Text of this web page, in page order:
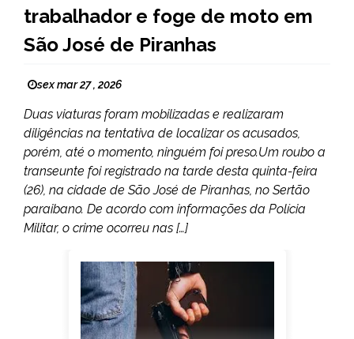
trabalhador e foge de moto em
São José de Piranhas
sex mar 27 , 2026
Duas viaturas foram mobilizadas e realizaram
diligências na tentativa de localizar os acusados,
porém, até o momento, ninguém foi preso.Um roubo a
transeunte foi registrado na tarde desta quinta-feira
(26), na cidade de São José de Piranhas, no Sertão
paraibano. De acordo com informações da Polícia
Militar, o crime ocorreu nas […]